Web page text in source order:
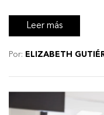
Leer más
Por: ELIZABETH